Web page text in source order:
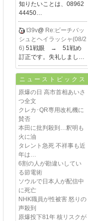
知りたいことは、08962
44450…
t39v@ Re:ビーチバッ
シュとヘイラッシャ(08/2
6) 51戦眼 → 51戦め
訂正です。失礼しまし…
ニューストピックス
原爆の日 高市首相あいさ
つ全文
クレカ･QR専用改札機に
賛否
本田に批判殺到…釈明も
火に油
タレント急死 不祥事も近
年は…
6割の人が勘違いしてい
る節電術
ソウルで日本人が配信中
に死亡
NHK職員が性被害 怒りの
声殺到
原爆投下81年 核リスクが